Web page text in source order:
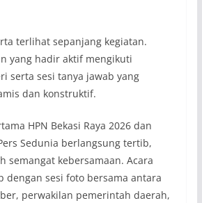
terlihat sepanjang kegiatan.
yang hadir aktif mengikuti
serta sesi tanya jawab yang
dan konstruktif.
HPN Bekasi Raya 2026 dan
Sedunia berlangsung tertib,
semangat kebersamaan. Acara
dengan sesi foto bersama antara
perwakilan pemerintah daerah,